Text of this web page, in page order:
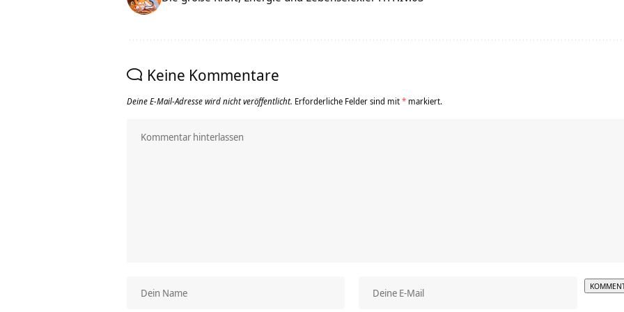
Keine Kommentare
Deine E-Mail-Adresse wird nicht veröffentlicht. Erforderliche Felder sind mit* markiert.